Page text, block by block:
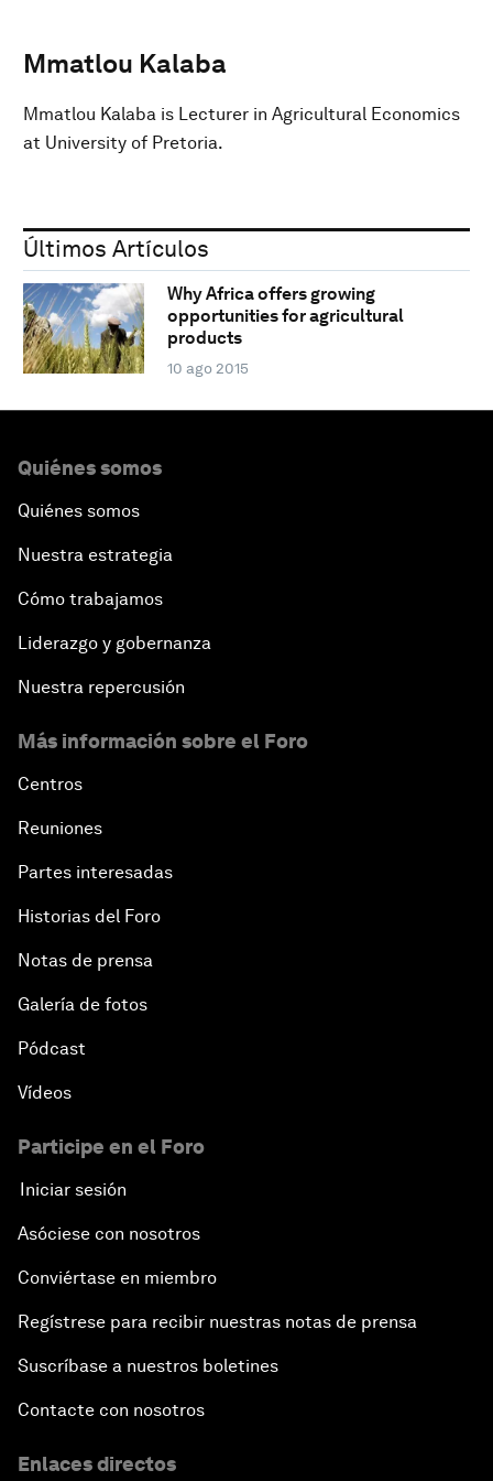
Mmatlou Kalaba
Mmatlou Kalaba is Lecturer in Agricultural Economics
at University of Pretoria.
Últimos Artículos
Why Africa offers growing
opportunities for agricultural
products
10 ago 2015
Quiénes somos
Quiénes somos
Nuestra estrategia
Cómo trabajamos
Liderazgo y gobernanza
Nuestra repercusión
Más información sobre el Foro
Centros
Reuniones
Partes interesadas
Historias del Foro
Notas de prensa
Galería de fotos
Pódcast
Vídeos
Participe en el Foro
Iniciar sesión
Asóciese con nosotros
Conviértase en miembro
Regístrese para recibir nuestras notas de prensa
Suscríbase a nuestros boletines
Contacte con nosotros
Enlaces directos